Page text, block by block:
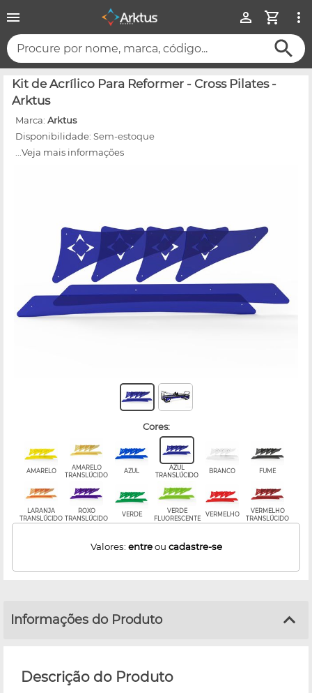
Procure por nome, marca, código...
Kit de Acrílico Para Reformer - Cross Pilates -
Arktus
Marca: Arktus
Disponibilidade: Sem-estoque
...Veja mais informações
cores:
AMARELO
AMARELO
TRANSLÚCIDO
AZUL
AZUL
TRANSLÚCIDO
BRANCO FUME
LARANJA
TRANSLÚCIDO
ROXO
TRANSLÚCIDO
VERDE
VERDE
FLUORESCENTE
VERMELHO
VERMELHO
TRANSLÚCIDO
Valores: entreou cadastre-se
Informações do Produto
Descrição do Produto